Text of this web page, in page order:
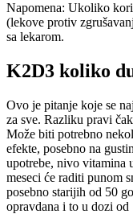
Napomena: Ukoliko
(lekove protiv
sa lekarom.
K2D3 koliko
Ovo je pitanje koje se
za sve. Razliku pravi
Može biti potrebno
efekte, posebno na
upotrebe, nivo vitamina
meseci će raditi punom
posebno starijih od 50
opravdana i to u dozi